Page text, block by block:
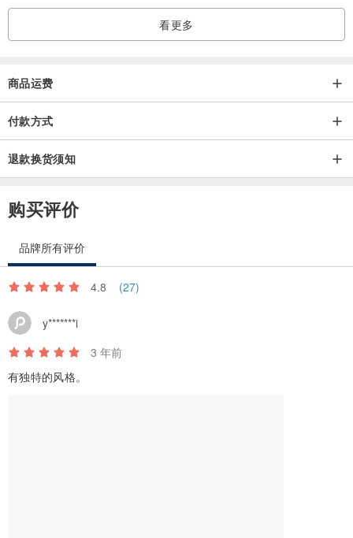
看更多
商品运费
付款方式
退款换货须知
购买评价
品牌所有评价
4.8 (27)
y*******i
3 年前
有独特的风格。